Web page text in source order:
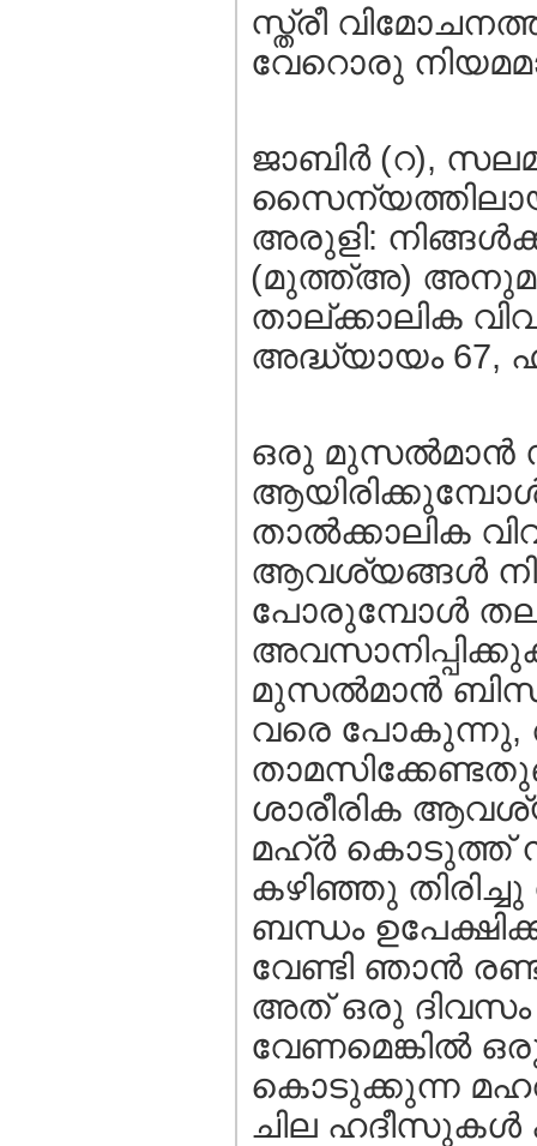
സ്ത്രീ
വേറൊരു
ജാബിര്‍ (റ),
അരുളി:
(മുത്ത്‌അ)
താല്ക്കാലിക
അദ്ധ്യായം 67,
ഒരു മുസല്‍മാന്‍
താല്‍ക്കാലിക
ആവശ്യങ്ങള്‍
പോരുമ്പോള്‍
മുസല്‍മാന്‍
വരെ പോകുന്നു,
ശാരീരിക
മഹ്ര്‍ കൊടുത്ത്
കഴിഞ്ഞു
ബന്ധം
വേണ്ടി ഞാന്‍
അത് ഒരു
വേണമെങ്കില്‍
കൊടുക്കുന്ന
ചില ഹദീസുകള്‍